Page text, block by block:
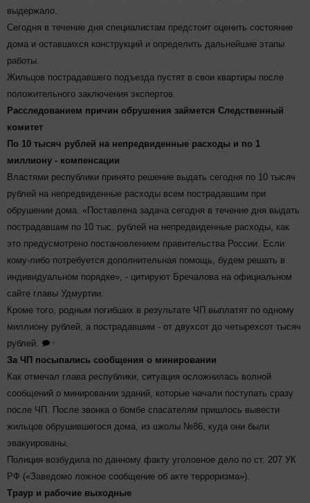
выдержало.
Сегодня в течение дня специалистам предстоит оценить состояние
дома и оставшихся конструкций и определить дальнейшие этапы
работы.
Жильцов пострадавшего подъезда пустят в свои квартиры после
положительного заключения экспертов.
Расследованием причин обрушения займется Следственный
комитет
По 10 тысяч рублей на непредвиденные расходы и по 1
миллиону - компенсации
Властями республики принято решение выдать сегодня по 10 тысяч
рублей на непредвиденные расходы всем пострадавшим при
обрушении дома. «Поставлена задача сегодня в течение дня выдать
пострадавшим по 10 тыс. рублей на непредвиденные расходы, как
это предусмотрено постановлением правительства России. Если
кому-либо потребуется дополнительная помощь, будем решать в
индивидуальном порядке», - цитируют Бречалова на официальном
сайте главы Удмуртии.
Кроме того, родным погибших в результате ЧП выплатят по одному
миллиону рублей, а пострадавшим - от двухсот до четырехсот тысяч
рублей.
+
За ЧП посыпались сообщения о минировании
Как отмечал глава республики, ситуация осложнилась волной
сообщений о минировании зданий, которые начали поступать сразу
после ЧП. После звонка о бомбе спасателям пришлось вывести
жильцов обрушившегося дома, из школы №86, куда они были
эвакуированы.
Полиция возбудила по данному факту уголовное дело по ст. 207 УК
РФ («Заведомо ложное сообщение об акте терроризма»).
Траур и рабочие выходные